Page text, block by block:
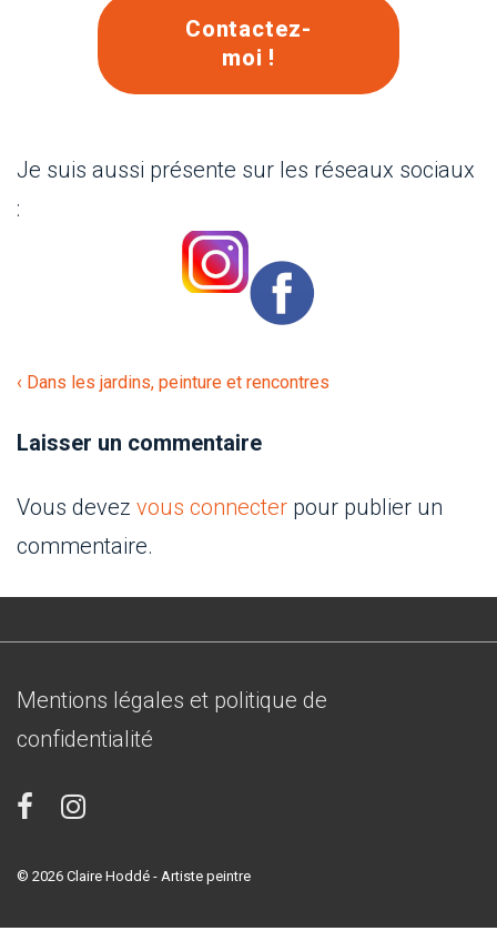
Contactez-
moi !
Je suis aussi présente sur les réseaux sociaux
:
Navigation
l’article
Previous
is
‹ Dans les jardins, peinture et rencontres
Laisser un commentaire
Vous devez vous connecter pour publier un
commentaire.
Menu
du
de
Mentions légales et politique de
confidentialité
© 2026 Claire Hoddé - Artiste peintre